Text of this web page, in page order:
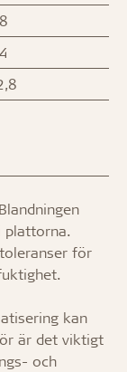
plattorna.
för
kan
är det viktigt
och